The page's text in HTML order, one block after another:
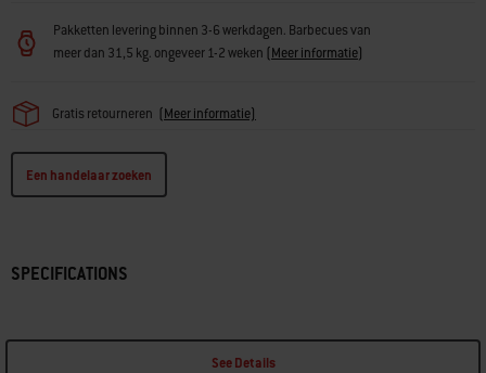
Pakketten levering binnen 3-6 werkdagen. Barbecues van
meer dan 31,5 kg. ongeveer 1-2 weken (Meer informatie)
Gratis retourneren (Meer informatie)
Een handelaar zoeken
SPECIFICATIONS
See Details